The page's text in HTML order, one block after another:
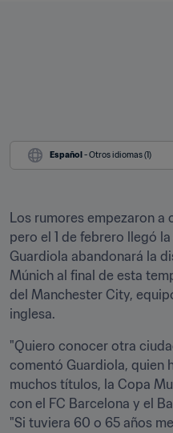
Español - Otros idiomas (1)
Los rumores empezaron a
pero el 1 de febrero llegó
Guardiola abandonará la
Múnich al final de esta
del Manchester City,
inglesa.
"Quiero conocer otra
comentó Guardiola, quien
muchos títulos, la Copa
con el FC Barcelona y el
"Si tuviera 60 o 65 años